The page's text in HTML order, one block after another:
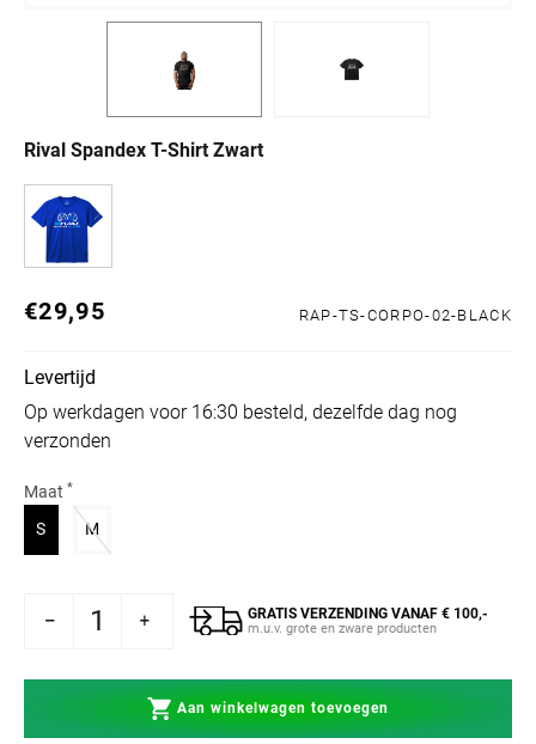
Rival Spandex T-Shirt Zwart
Normale prijs
€29,95 RAP-TS-CORPO-02-BLACK
Levertijd
Op werkdagen voor 16:30 besteld, dezelfde dag nog
verzonden
Maat *
SVariant uitverkocht of niet beschikbaar
MVariant uitverkocht of niet beschikbaar
Rival Spandex T-Shirt Zwart
voor Rival Spandex T-Shirt ZwartGRATIS VERZENDING VANAF € 100,-
m.u.v. grote en zware producten
Aan winkelwagen toevoegen